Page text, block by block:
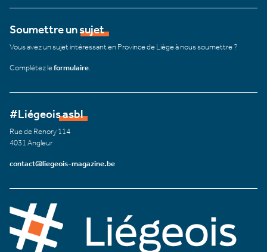
Soumettre un sujet
Vous avez un sujet intéressant en Province de Liège à nous soumettre ?
Complétez leformulaire
#Liégeois asbl
Rue de Renory 114
4031 Angleur
contact@liegeois-magazine.be